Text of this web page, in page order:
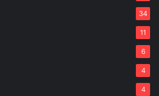
34
11
6
4
4